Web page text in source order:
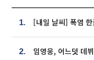
1.
2.